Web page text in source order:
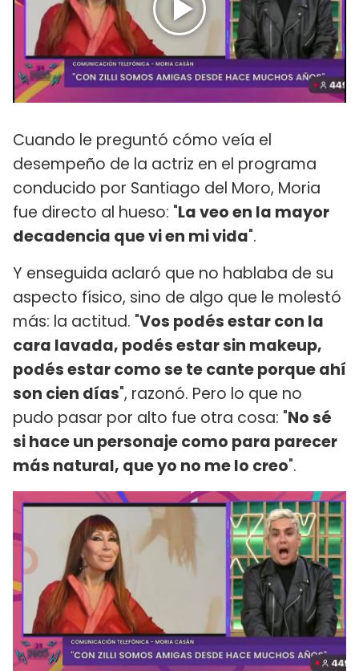
Cuando le preguntó cómo veía el
desempeño de la actriz en el programa
conducido por Santiago del Moro, Moria
fue directo al hueso: "La veo en la mayor
decadencia que vi en mi vida".
Y enseguida aclaró que no hablaba de su
aspecto físico, sino de algo que le molestó
más: la actitud. "Vos podés estar con la
cara lavada, podés estar sin makeup,
podés estar como se te cante porque ahí
son cien días", razonó. Pero lo que no
pudo pasar por alto fue otra cosa: "No sé
si hace un personaje como para parecer
más natural, que yo no me lo creo".